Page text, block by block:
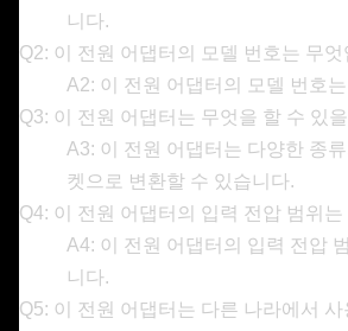
니다.
Q2: 이 전원 어댑터의 모델 번호는 무엇
A2: 이 전원 어댑터의 모델 번호
Q3: 이 전원 어댑터는 무엇을 할 수 있
A3: 이 전원 어댑터는 다양한 종
켓으로 변환할 수 있습니다.
Q4: 이 전원 어댑터의 입력 전압 범위
A4: 이 전원 어댑터의 입력 전압
니다.
Q5: 이 전원 어댑터는 다른 나라에서